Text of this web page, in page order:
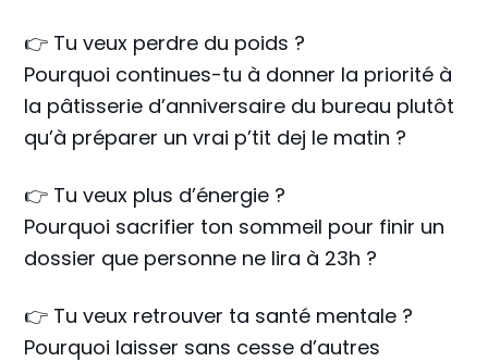
👉 Tu veux perdre du poids ?
Pourquoi continues-tu à donner la priorité à
la pâtisserie d’anniversaire du bureau plutôt
qu’à préparer un vrai p’tit dej le matin ?
👉 Tu veux plus d’énergie ?
Pourquoi sacrifier ton sommeil pour finir un
dossier que personne ne lira à 23h ?
👉 Tu veux retrouver ta santé mentale ?
Pourquoi laisser sans cesse d’autres